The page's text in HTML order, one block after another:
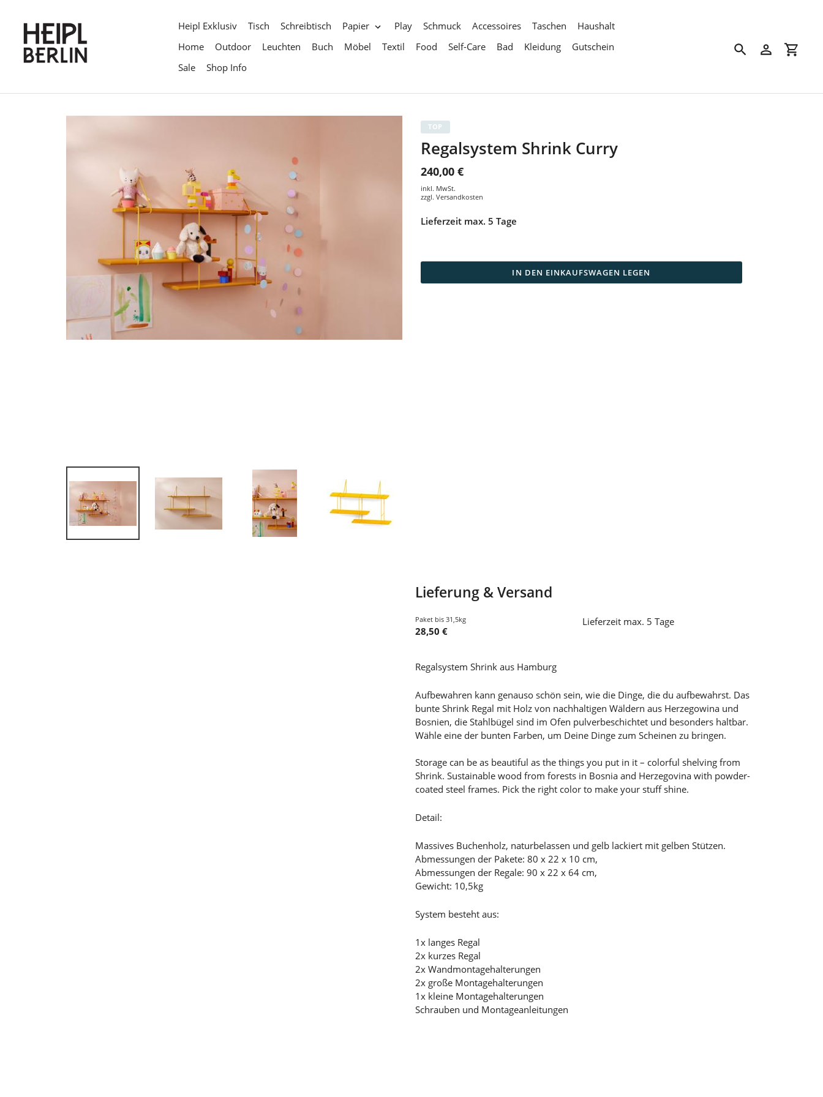
Heipl Exklusiv Tisch Schreibtisch Papier Play Schmuck Accessoires Taschen
Haushalt
Home
Outdoor Leuchten Buch Möbel Textil Food Self-Care Bad Kleidung
Gutschein
Sale
Shop Info
SuchenEinloggen
TOP
Regalsystem Shrink Curry
240,00 €
inkl. MwSt.
zzgl. Versandkosten
Lieferzeit max. 5 Tage
IN DEN EINKAUFSWAGEN LEGEN
Lieferung & Versand
Paket bis 31,5kg
28,50 €
Lieferzeit max. 5 Tage
Regalsystem Shrink aus Hamburg
Aufbewahren kann genauso schön sein, wie die Dinge, die du aufbewahrst. Das
bunte Shrink Regal mit Holz von nachhaltigen Wäldern aus Herzegowina und
Bosnien, die Stahlbügel sind im Ofen pulverbeschichtet und besonders haltbar.
Wähle eine der bunten Farben, um Deine Dinge zum Scheinen zu bringen.
Storage can be as beautiful as the things you put in it – colorful shelving from
Shrink. Sustainable wood from forests in Bosnia and Herzegovina with powder-
coated steel frames. Pick the right color to make your stuff shine.
Detail:
Massives Buchenholz, naturbelassen und gelb lackiert mit gelben Stützen.
Abmessungen der Pakete: 80 x 22 x 10 cm,
Abmessungen der Regale: 90 x 22 x 64 cm,
Gewicht: 10,5kg
System besteht aus:
1x langes Regal
2x kurzes Regal
2x Wandmontagehalterungen
2x große Montagehalterungen
1x kleine Montagehalterungen
Schrauben und Montageanleitungen